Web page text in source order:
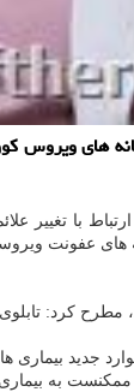
با تغییر علائم و نشانه های ویروس کووید 19
عفونت
جدید
به